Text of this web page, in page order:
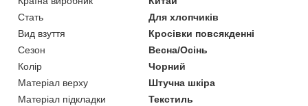
Стать
Для хлопчиків
Вид взуття
Кросівки повсякденні
Сезон
Весна/Осінь
Колір
Чорний
Матеріал верху
Штучна шкіра
Матеріал підкладки
Текстиль